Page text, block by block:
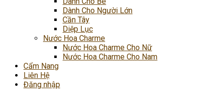
Dành Cho Người Lớn
Cần Tây
Diệp Lục
Nước Hoa Charme
Nước Hoa Charme Cho Nữ
Nước Hoa Charme Cho Nam
Cẩm Nang
Liên Hệ
Đăng nhập